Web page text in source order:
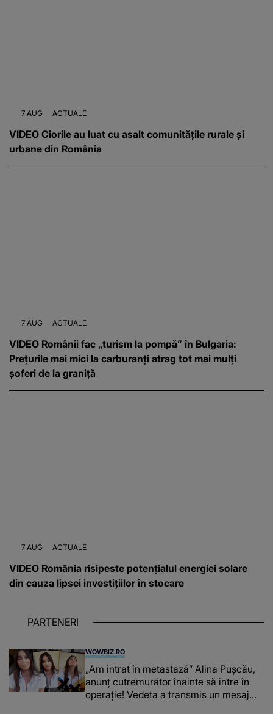
7 AUG ACTUALE
VIDEO Ciorile au luat cu asalt comunitățile rurale și
urbane din România
7 AUG ACTUALE
VIDEO Românii fac „turism la pompă” în Bulgaria:
Prețurile mai mici la carburanți atrag tot mai mulți
șoferi de la graniță
7 AUG ACTUALE
VIDEO România risipeste potențialul energiei solare
din cauza lipsei investițiilor în stocare
PARTENERI
WOWBIZ.RO
„Am intrat în metastază” Alina Pușcău,
anunț cutremurător înainte să intre în
operație! Vedeta a transmis un mesaj